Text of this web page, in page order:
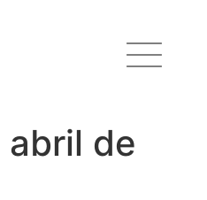
de